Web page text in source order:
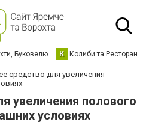
Буковелю К Колиби та Ресторани
средство для увеличения
увеличения полового
условиях